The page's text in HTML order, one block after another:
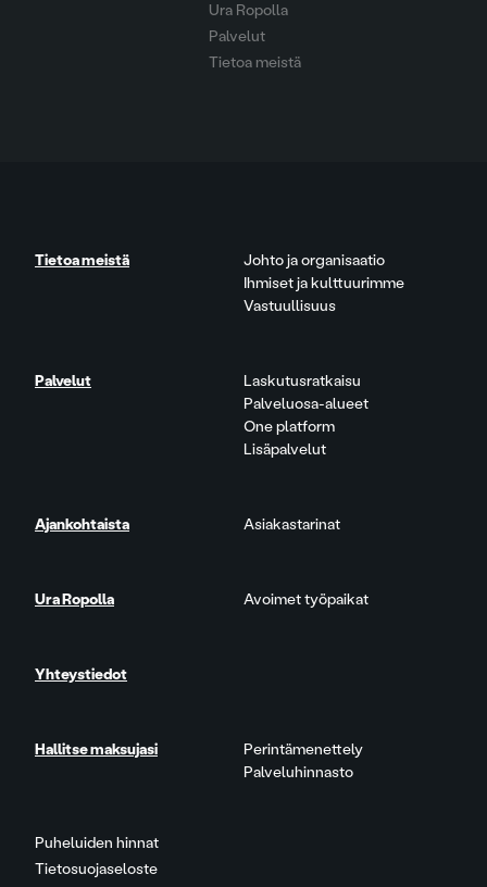
Ura Ropolla
Palvelut
Tietoa meistä
Puheluiden hinnat
Tietosuojaseloste
Tietoa meistä
Johto ja organisaatio
Ihmiset ja kulttuurimme
Vastuullisuus
Palvelut
Laskutusratkaisu
Palveluosa-alueet
One platform
Lisäpalvelut
Ajankohtaista Asiakastarinat
Ura Ropolla Avoimet työpaikat
Yhteystiedot
Hallitse maksujasi
Perintämenettely
Palveluhinnasto